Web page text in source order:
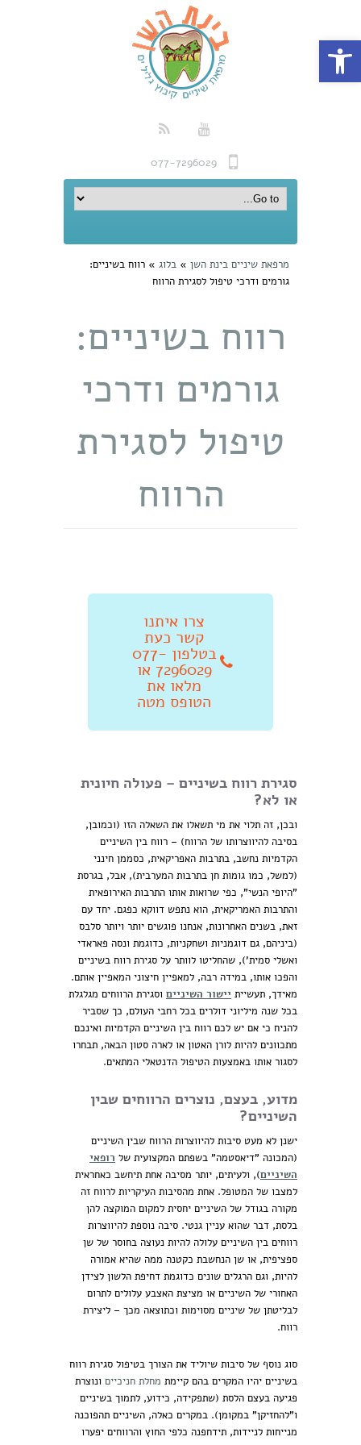
פתח סרגל נגישות
077-7296029
מרפאת שיניים בינת השן » בלוג » רווח בשיניים:
גורמים ודרכי טיפול לסגירת הרווח
רווח בשיניים:
גורמים ודרכי
טיפול לסגירת
הרווח
צרו איתנו
קשר כעת
בטלפון 077-
7296029 או
מלאו את
הטופס מטה
סגירת רווח בשיניים – פעולה חיונית
או לא?
ובכן, זה תלוי את מי תשאלו את השאלה הזו (וכמובן,
בסיבה להיווצרותו של הרווח) – רווח בין השיניים
הקדמיות נחשב, בתרבות האפריקאית, כסממן חינני
(למשל, כמו גומות חן בתרבות המערבית), אבל, בגרסת
"היופי הנשי", כפי שרואות אותו התרבות האירופאית
והתרבות האמריקאית, הוא נתפש דווקא כפגם. יחד עם
זאת, בשנים האחרונות, אנחנו פוגשים יותר ויותר סלבס
(ביניהם, גם דוגמניות ושחקניות, כדוגמת ונסה פאראדי
ואשלי סמית'), שהחליטו לוותר על סגירת רווח בשיניים
והפכו אותו, במידה רבה, למאפיין חיצוני המאפיין אותם.
מאידך, תעשיית יישור השיניים וסגירת הרווחים מגלגלת
בכל שנה מיליוני דולרים בכל רחבי העולם, כך שסביר
להניח כי אם יש לכם רווח בין השיניים הקדמיות ואינכם
מתכוונים להיות לורן האטון או לארה סטון הבאה, תבחרו
לסגור אותו באמצעות הטיפול הדנטאלי המתאים.
מדוע, בעצם, נוצרים הרווחים שבין
השיניים?
ישנן לא מעט סיבות להיווצרות הרווח שבין השיניים
(המכונה "דיאסטמה" בשפתם המקצועית של רופאי
השיניים), ולעיתים, יותר מסיבה אחת תיחשב כאחראית
למצבו של המטופל. אחת מהסיבות העיקריות לרווח זה
מקורה בגודל של השיניים יחסית למקום המוקצה להן
בלסת, דבר שהוא עניין גנטי. סיבה נוספת להיווצרות
רווחים בין השיניים עלולה להיות נעוצה בחוסר של שן
ספציפית, או שן הנחשבת כקטנה ממה שהיא אמורה
להיות, וגם הרגלים שונים כדוגמת דחיפת הלשון לצידן
האחורי של השיניים או מציצת האצבע עלולים לתרום
לבליטתן של שיניים מסוימות וכתוצאה מכך – ליצירת
רווח.
סוג נוסף של סיבות שיוליד את הצורך בטיפול סגירת רווח
בשיניים יהיו המקרים בהם קיימת מחלת חניכיים ונוצרת
פגיעה בעצם הלסת (שתפקידה, כידוע, לתמוך בשיניים
ו"להחזיקן" במקומן). במקרים כאלה, השיניים תהפוכנה
מנייחות לניידות, תידחפנה כלפי החוץ והרווחים יפערו